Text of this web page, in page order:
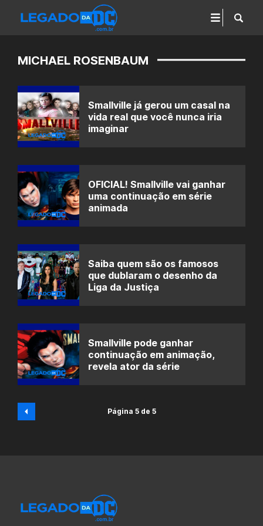
MICHAEL ROSENBAUM
Smallville já gerou um casal na
vida real que você nunca iria
imaginar
OFICIAL! Smallville vai ganhar
uma continuação em série
animada
Saiba quem são os famosos
que dublaram o desenho da
Liga da Justiça
Smallville pode ganhar
continuação em animação,
revela ator da série
Página 5 de 5